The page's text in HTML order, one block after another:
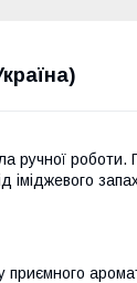
ручної
іміджевого